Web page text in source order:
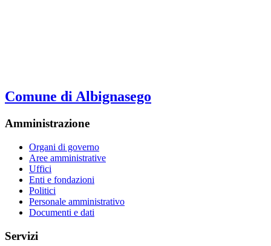
Comune di Albignasego
Amministrazione
Organi di governo
Aree amministrative
Uffici
Enti e fondazioni
Politici
Personale amministrativo
Documenti e dati
Servizi